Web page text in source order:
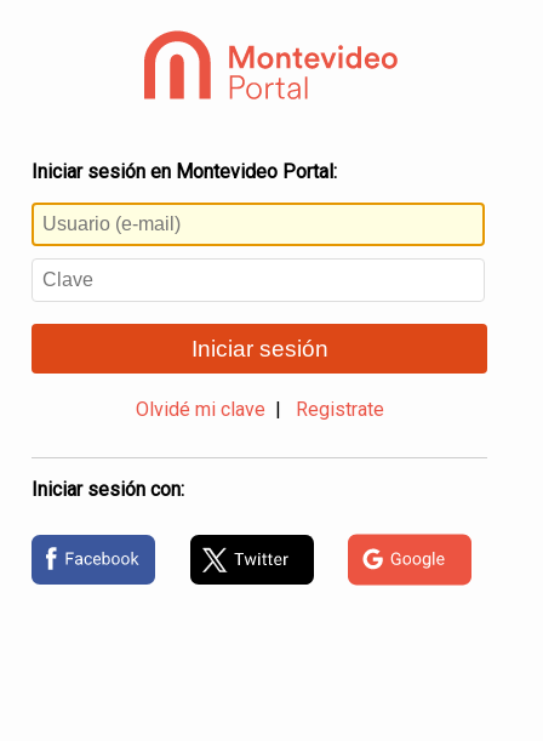
Iniciar sesión en Montevideo Portal:
Iniciar sesión
Olvidé mi clave Registrate
Iniciar sesión con: